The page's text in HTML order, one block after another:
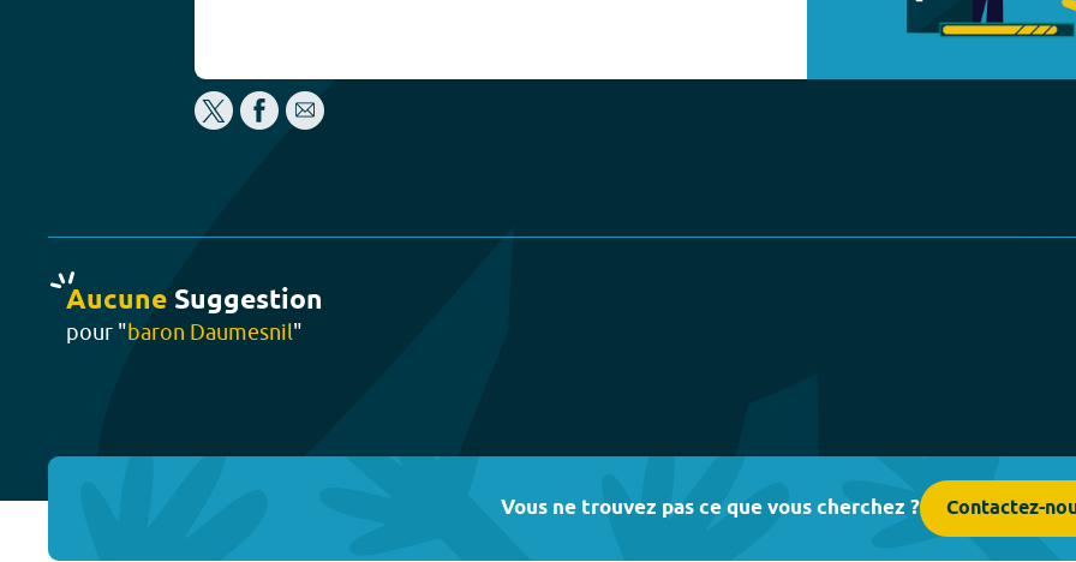
Aucune Suggestion
pour "baron Daumesnil"
Vous ne trouvez pas ce que vous cherchez ? Contactez-